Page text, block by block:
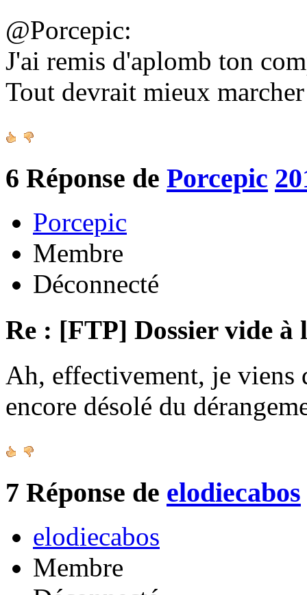
@Porcepic:
J'ai remis d'aplomb ton
Tout devrait mieux
6 Réponse de Porcepic
Porcepic
Membre
Déconnecté
Re : [FTP] Dossier vide à
Ah, effectivement, je
encore désolé du
7 Réponse de elodiecabos
elodiecabos
Membre